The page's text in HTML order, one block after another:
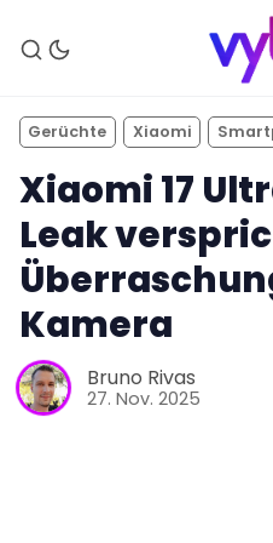
Gerüchte Xiaomi
Xiaomi 17
Leak
Kamera
Bruno Rivas
27. Nov. 2025